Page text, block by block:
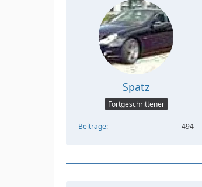
Spatz
Fortgeschrittener
Beiträge 494